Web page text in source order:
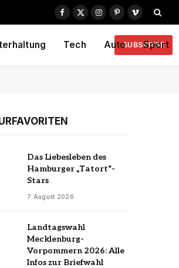
Facebook
X
Instagram
PinterestVimeo
Tech Auto Sport
SUBSCRIBE
Das Liebesleben des
Hamburger „Tatort“-
Stars
7 August 2026
Landtagswahl
Mecklenburg-
Vorpommern 2026: Alle
Infos zur Briefwahl